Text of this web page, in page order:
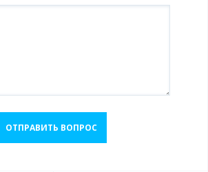
ОТПРАВИТЬ ВОПРОС